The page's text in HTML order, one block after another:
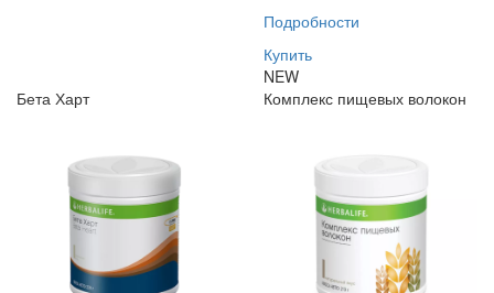
Подробности
Купить
NEW
Бета Харт
Комплекс пищевых волокон